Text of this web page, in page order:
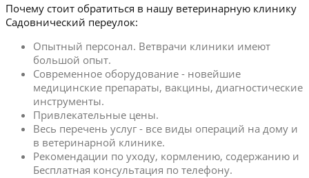
Почему стоит обратиться в нашу ветеринарную клинику
Садовнический переулок:
Опытный персонал. Ветврачи клиники имеют
большой опыт.
Современное оборудование - новейшие
медицинские препараты, вакцины, диагностические
инструменты.
Привлекательные цены.
Весь перечень услуг - все виды операций на дому и
в ветеринарной клинике.
Рекомендации по уходу, кормлению, содержанию и
Бесплатная консультация по телефону.